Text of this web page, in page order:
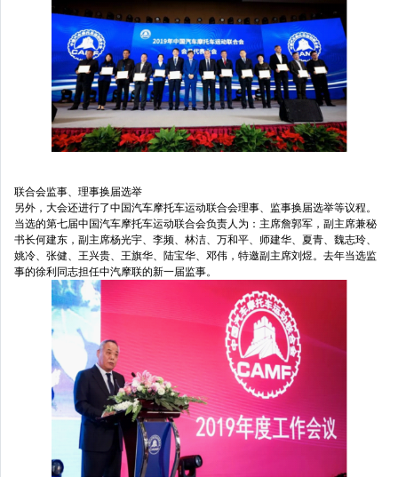
联合会监事、理事换届选举
另外，大会还进行了中国汽车摩托车运动联合会理事、监事换届选举等议程。
当选的第七届中国汽车摩托车运动联合会负责人为：主席詹郭军，副主席兼秘
书长何建东，副主席杨光宇、李频、林洁、万和平、师建华、夏青、魏志玲、
姚冷、张健、王兴贵、王旗华、陆宝华、邓伟，特邀副主席刘煜。去年当选监
事的徐利同志担任中汽摩联的新一届监事。